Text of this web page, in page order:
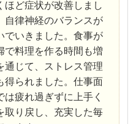
ほど症状が改善しまし
自律神経のバランスが
でいきました。食事が
で料理を作る時間も増
通じて、ストレス管理
得られました。仕事面
疲れ過ぎずに上手く
取り戻し、充実した毎